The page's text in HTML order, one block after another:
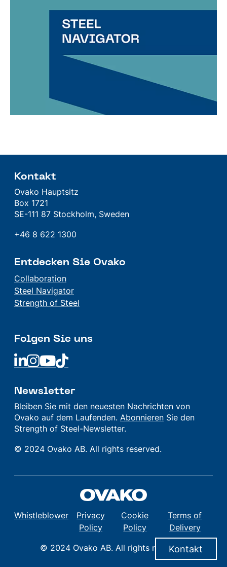
Kontakt
Ovako Hauptsitz
Box 1721
SE-111 87 Stockholm, Sweden
+46 8 622 1300
Entdecken Sie Ovako
Collaboration
Steel Navigator
Strength of Steel
Folgen Sie uns
Linkedin
Linkedin
LinkedinLinkedin
Newsletter
Bleiben Sie mit den neuesten Nachrichten von
Ovako auf dem Laufenden. Abonnieren Sie den
Strength of Steel-Newsletter.
© 2024 Ovako AB. All rights reserved.
Whistleblower
Privacy
Policy
Cookie
Policy
Terms of
Delivery
© 2024 Ovako AB. All rights reserved.
Kontakt